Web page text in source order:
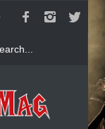
John Diva & The
Love : Single